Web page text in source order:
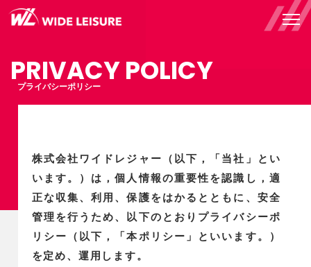
PRIVACY POLICY
プライバシーポリシー
株式会社ワイドレジャー（以下，「当社」とい
います。）は，個人情報の重要性を認識し，適
正な収集、利用、保護をはかるとともに、安全
管理を行うため、以下のとおりプライバシーポ
リシー（以下，「本ポリシー」といいます。）
を定め、運用します。